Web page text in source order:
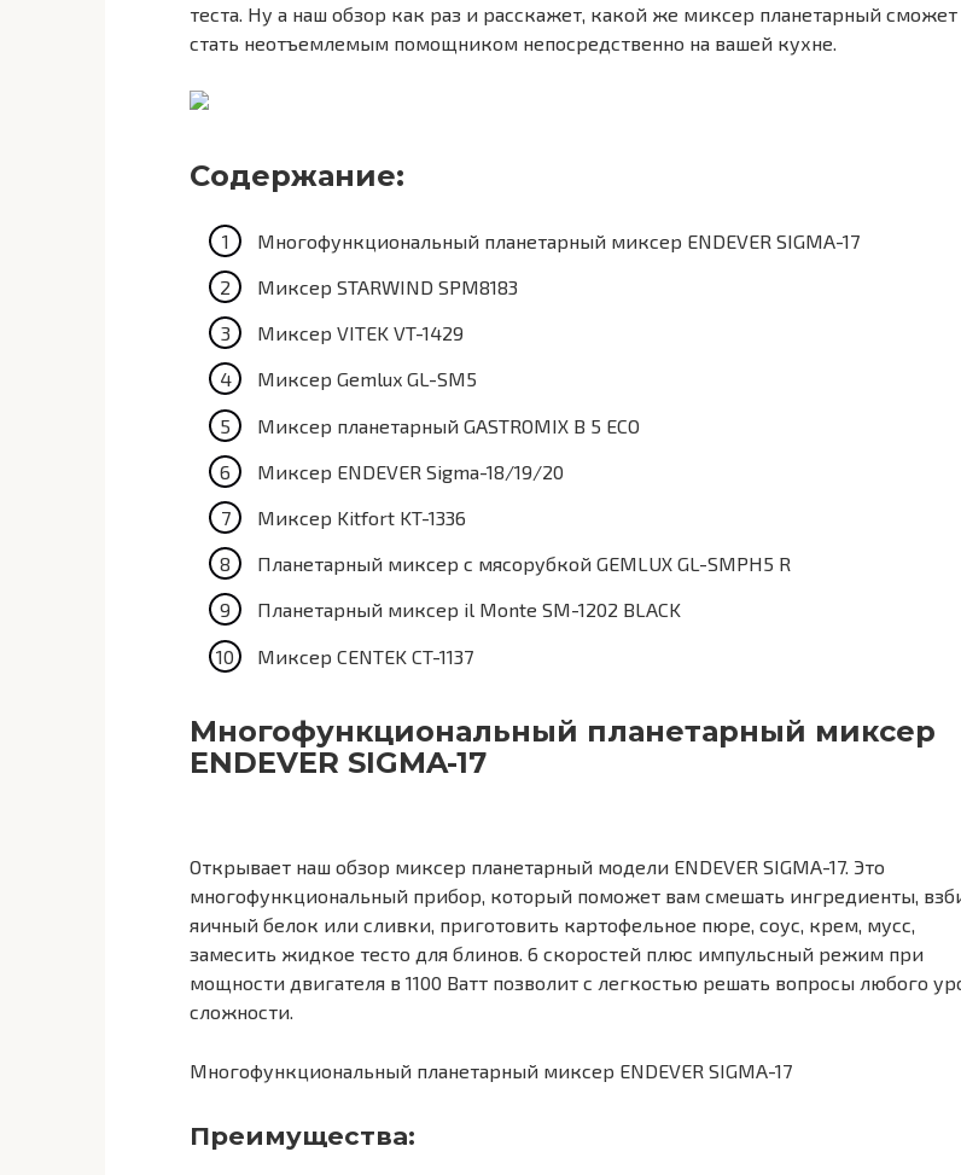
теста. Ну а наш обзор как раз и расскажет, какой же миксер планетарный сможет
стать неотъемлемым помощником непосредственно на вашей кухне.
Содержание:
Многофункциональный планетарный миксер ENDEVER SIGMA-17
Миксер STARWIND SPM8183
Миксер VITEK VT-1429
Миксер Gemlux GL-SM5
Миксер планетарный GASTROMIX B 5 ECO
Миксер ENDEVER Sigma-18/19/20
Миксер Kitfort KT-1336
Планетарный миксер с мясорубкой GEMLUX GL-SMPH5 R
Планетарный миксер il Monte SM-1202 BLACK
Миксер CENTEK CT-1137
Многофункциональный планетарный миксер
ENDEVER SIGMA-17
Открывает наш обзор миксер планетарный модели ENDEVER SIGMA-17. Это
многофункциональный прибор, который поможет вам смешать ингредиенты,
яичный белок или сливки, приготовить картофельное пюре, соус, крем, мусс,
замесить жидкое тесто для блинов. 6 скоростей плюс импульсный режим при
мощности двигателя в 1100 Ватт позволит с легкостью решать вопросы любого
сложности.
Многофункциональный планетарный миксер ENDEVER SIGMA-17
Преимущества: